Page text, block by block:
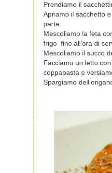
Prendiamo il
Apriamo il sacchetto
parte.
Mescoliamo la feta
frigo fino all’ora di
Mescoliamo il succo
Facciamo un letto
coppapasta e
Spargiamo